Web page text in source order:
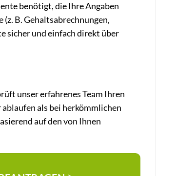
benötigt, die Ihre Angaben
B. Gehaltsabrechnungen,
sicher und einfach direkt über
unser erfahrenes Team Ihren
als bei herkömmlichen
auf den von Ihnen